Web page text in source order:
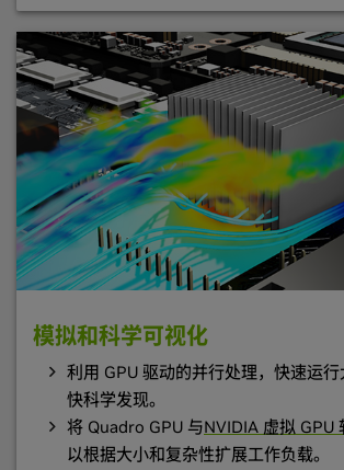
模拟和科学可视化
利用 GPU 驱动的并行处理，快速运
快科学发现。
将 Quadro GPU 与NVIDIA 虚拟 GPU
以根据大小和复杂性扩展工作负载。